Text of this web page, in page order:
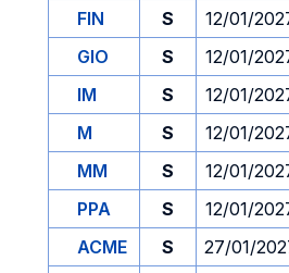
FIN
S 12/01/
GIO
S 12/01/
IM
S 12/01/
M
S 12/01/
MM
S 12/01/
PPA
S 12/01/
ACME
S 27/01/